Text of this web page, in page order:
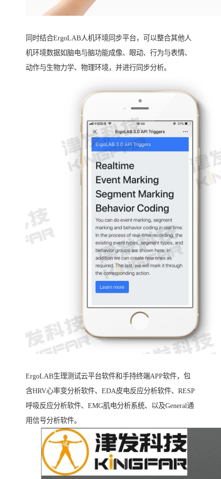
同时结合ErgoLAB人机环境同步平台，可以整合其他人
机环境数据如脑电与脑功能成像、眼动、行为与表情、
动作与生物力学、物理环境，并进行同步分析。
ErgoLAB生理测试云平台软件和手持终端APP软件，包
含HRV心率变分析软件、EDA皮电反应分析软件、RESP
呼吸反应分析软件、EMG肌电分析系统、以及General通
用信号分析软件。